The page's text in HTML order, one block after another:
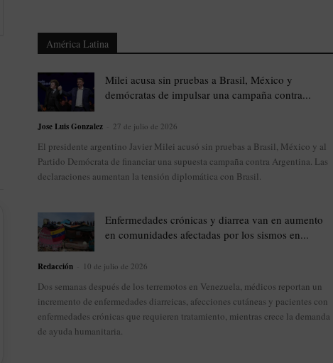
América Latina
Milei acusa sin pruebas a Brasil, México y
demócratas de impulsar una campaña contra...
Jose Luis Gonzalez 27 de julio de 2026
El presidente argentino Javier Milei acusó sin pruebas a Brasil, México y al
Partido Demócrata de financiar una supuesta campaña contra Argentina. Las
declaraciones aumentan la tensión diplomática con Brasil.
Enfermedades crónicas y diarrea van en aumento
en comunidades afectadas por los sismos en...
Redacción 10 de julio de 2026
Dos semanas después de los terremotos en Venezuela, médicos reportan un
incremento de enfermedades diarreicas, afecciones cutáneas y pacientes con
enfermedades crónicas que requieren tratamiento, mientras crece la demanda
de ayuda humanitaria.